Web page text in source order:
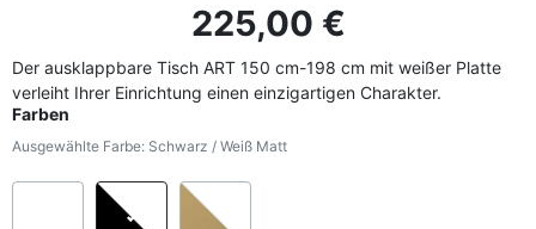
225,00 €
Der ausklappbare Tisch ART 150 cm-198 cm mit weißer Platte
verleiht Ihrer Einrichtung einen einzigartigen Charakter.
Farben
Ausgewählte Farbe: Schwarz / Weiß Matt
Weiß / Weiß MattSchwarz / Weiß Matt